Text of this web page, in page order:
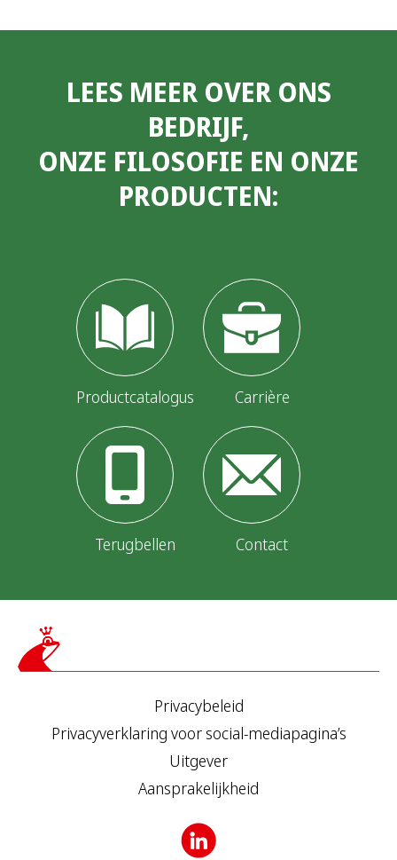
LEES MEER OVER ONS
BEDRIJF,
ONZE FILOSOFIE EN ONZE
PRODUCTEN:
Productcatalogus Carrière
Terugbellen Contact
Privacybeleid
Privacyverklaring voor social-mediapagina’s
Uitgever
Aansprakelijkheid